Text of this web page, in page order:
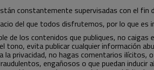
constantemente supervisadas con el
del que todos disfrutemos, por lo que
de los contenidos que publiques, no
tono, evita publicar cualquier información
la privacidad, no hagas comentarios
engañosos o que puedan inducir